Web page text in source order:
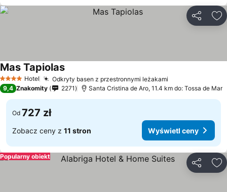
4 KategoriaHotel Odkryty basen z przestronnymi leżakami
Mas Tapiolas
9,4 Znakomity 2271 Santa Cristina de Aro, 11.4 km do: Tossa de Mar
Od 727 zł
Zobacz ceny z 11 stron Wyświetl ceny
Popularny obiekt